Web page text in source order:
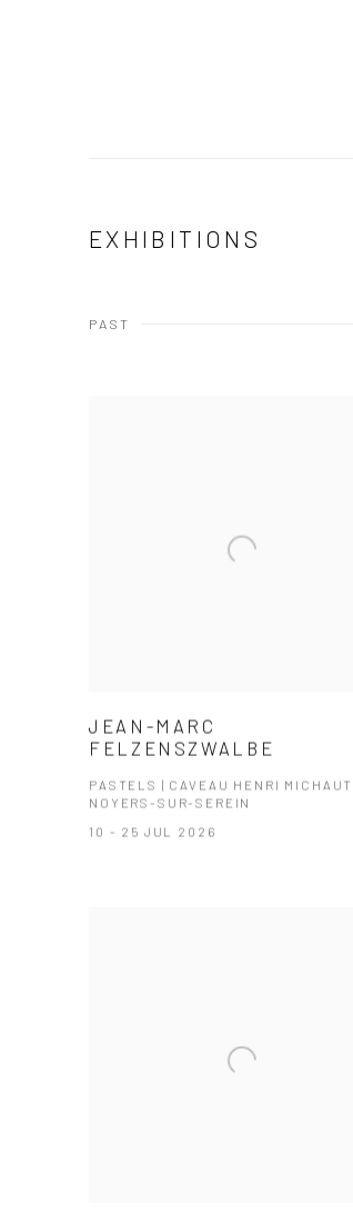
EXHIBITIONS
PAST
JEAN-MARC
FELZENSZWALBE
PASTELS | CAVEAU HENRI MICHAUT,
NOYERS-SUR-SEREIN
10 - 25 JUL 2026